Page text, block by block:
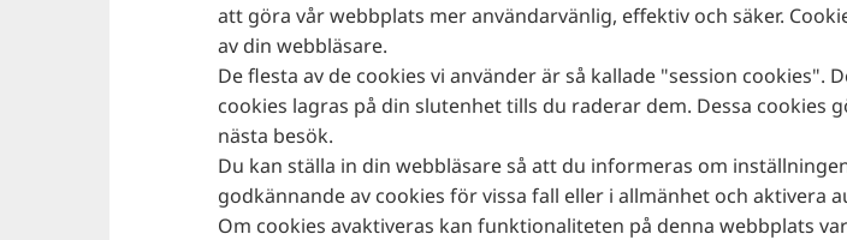
att göra vår webbplats mer användarvänlig, effektiv och säker.
av din webbläsare.
De flesta av de cookies vi använder är så kallade "session
cookies lagras på din slutenhet tills du raderar dem. Dessa
nästa besök.
Du kan ställa in din webbläsare så att du informeras om
godkännande av cookies för vissa fall eller i allmänhet och aktivera
Om cookies avaktiveras kan funktionaliteten på denna webbplats